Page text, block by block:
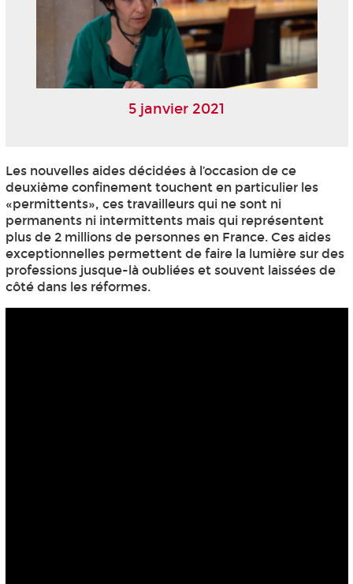
5 janvier 2021
Les nouvelles aides décidées à l’occasion de ce
deuxième confinement touchent en particulier les
«permittents», ces travailleurs qui ne sont ni
permanents ni intermittents mais qui représentent
plus de 2 millions de personnes en France. Ces aides
exceptionnelles permettent de faire la lumière sur des
professions jusque-là oubliées et souvent laissées de
côté dans les réformes.